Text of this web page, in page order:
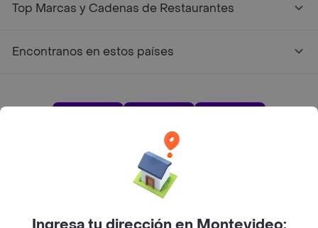
Top Marcas y Cadenas de Restaurantes
Encontranos en estos países
Google play